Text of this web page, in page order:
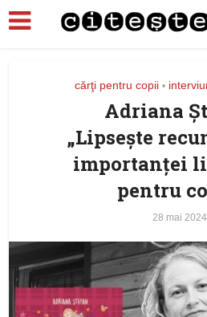
cărţi pentru copii •
Adriana
„Lipsește
importanței
pentru
28 mai 2024